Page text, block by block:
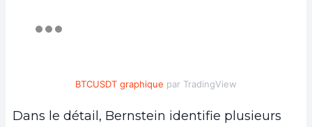
BTCUSDT graphique par TradingView
Dans le détail, Bernstein identifie plusieurs